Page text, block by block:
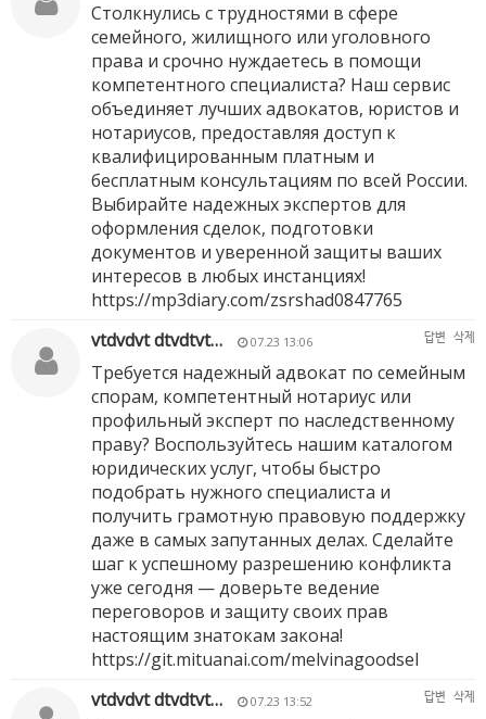
Столкнулись с трудностями в сфере
семейного, жилищного или уголовного
права и срочно нуждаетесь в помощи
компетентного специалиста? Наш сервис
объединяет лучших адвокатов, юристов и
нотариусов, предоставляя доступ к
квалифицированным платным и
бесплатным консультациям по всей России.
Выбирайте надежных экспертов для
оформления сделок, подготовки
документов и уверенной защиты ваших
интересов в любых инстанциях!
https://mp3diary.com/zsrshad0847765
vtdvdvt dtvdtvt…
07.23 13:06 답변 삭제
Требуется надежный адвокат по семейным
спорам, компетентный нотариус или
профильный эксперт по наследственному
праву? Воспользуйтесь нашим каталогом
юридических услуг, чтобы быстро
подобрать нужного специалиста и
получить грамотную правовую поддержку
даже в самых запутанных делах. Сделайте
шаг к успешному разрешению конфликта
уже сегодня — доверьте ведение
переговоров и защиту своих прав
настоящим знатокам закона!
https://git.mituanai.com/melvinagoodsel
vtdvdvt dtvdtvt…
07.23 13:52 답변 삭제